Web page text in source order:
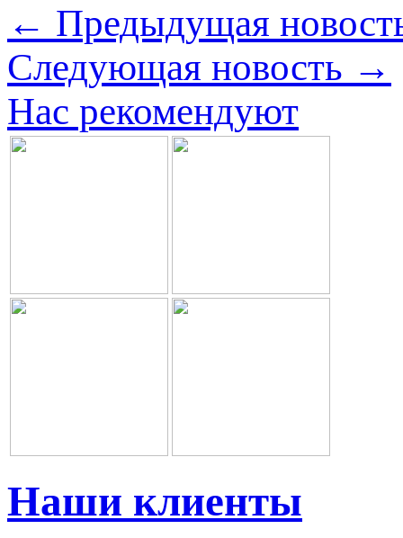
← Предыдущая
Следующая новость →
Нас рекомендуют
Наши клиенты